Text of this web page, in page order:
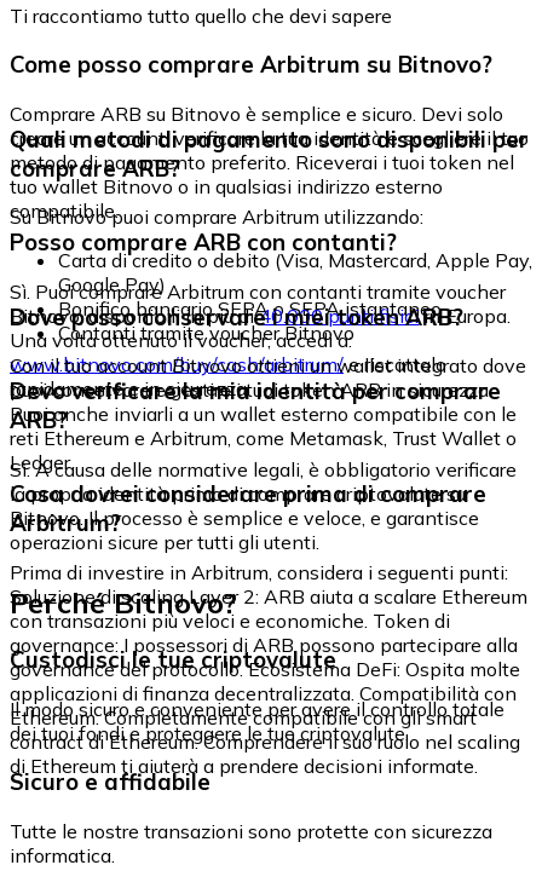
Ti raccontiamo tutto quello che devi sapere
Come posso comprare Arbitrum su Bitnovo?
Comprare ARB su Bitnovo è semplice e sicuro. Devi solo
creare un account, verificare la tua identità e scegliere il tuo
metodo di pagamento preferito. Riceverai i tuoi token nel
tuo wallet Bitnovo o in qualsiasi indirizzo esterno
compatibile.
Quali metodi di pagamento sono disponibili per
comprare ARB?
Su Bitnovo puoi comprare Arbitrum utilizzando:
Carta di credito o debito (Visa, Mastercard, Apple Pay,
Google Pay)
Bonifico bancario SEPA o SEPA istantaneo
Contanti tramite voucher Bitnovo
Posso comprare ARB con contanti?
Sì. Puoi comprare Arbitrum con contanti tramite voucher
Bitnovo, disponibili in più di40.000 punti fisiciin Europa.
Una volta ottenuto il voucher, accedi a:
www.bitnovo.com/buy/cash/arbitrum/e riscattalo
rapidamente e in sicurezza.
Dove posso conservare i miei token ARB?
Con il tuo account Bitnovo ottieni un wallet integrato dove
puoi conservare e gestire i tuoi token ARB in sicurezza.
Puoi anche inviarli a un wallet esterno compatibile con le
reti Ethereum e Arbitrum, come Metamask, Trust Wallet o
Ledger.
Devo verificare la mia identità per comprare
ARB?
Sì. A causa delle normative legali, è obbligatorio verificare
la propria identità prima di comprare criptovalute su
Bitnovo. Il processo è semplice e veloce, e garantisce
operazioni sicure per tutti gli utenti.
Cosa dovrei considerare prima di comprare
Arbitrum?
Prima di investire in Arbitrum, considera i seguenti punti:
Soluzione di scaling Layer 2: ARB aiuta a scalare Ethereum
con transazioni più veloci e economiche. Token di
governance: I possessori di ARB possono partecipare alla
governance del protocollo. Ecosistema DeFi: Ospita molte
applicazioni di finanza decentralizzata. Compatibilità con
Ethereum: Completamente compatibile con gli smart
contract di Ethereum. Comprendere il suo ruolo nel scaling
di Ethereum ti aiuterà a prendere decisioni informate.
Perché Bitnovo?
Custodisci le tue criptovalute
Il modo sicuro e conveniente per avere il controllo totale
dei tuoi fondi e proteggere le tue criptovalute.
Sicuro e affidabile
Tutte le nostre transazioni sono protette con sicurezza
informatica.